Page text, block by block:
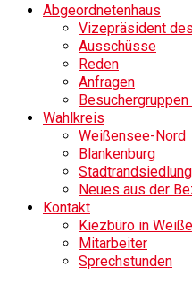
Abgeordnetenhaus
Vizepräsident
Ausschüsse
Reden
Anfragen
Wahlkreis
Weißensee-Nord
Blankenburg
Neues aus der
Kontakt
Kiezbüro in
Mitarbeiter
Sprechstunden